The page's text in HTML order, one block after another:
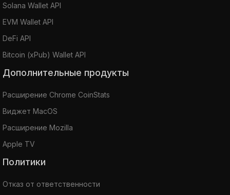
Solana Wallet API
EVM Wallet API
DeFi API
Bitcoin (xPub) Wallet API
Дополнительные продукты
Расширение Chrome CoinStats
Виджет MacOS
Расширение Mozilla
Apple TV
Политики
Отказ от ответственности